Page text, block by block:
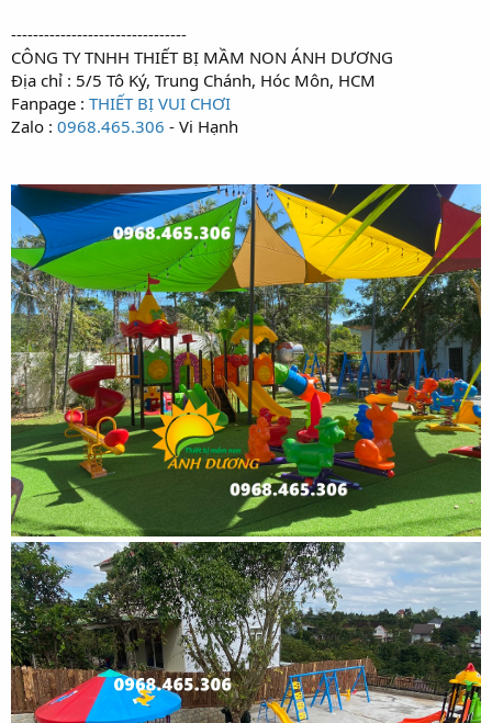
--------------------------------
CÔNG TY TNHH THIẾT BỊ MẦM NON ÁNH DƯƠNG
Địa chỉ : 5/5 Tô Ký, Trung Chánh, Hóc Môn, HCM
Fanpage : THIẾT BỊ VUI CHƠI
Zalo : 0968.465.306 - Vi Hạnh